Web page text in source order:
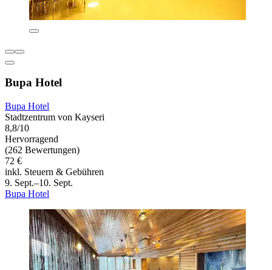
Bupa Hotel
Bupa Hotel
Stadtzentrum von Kayseri
8,8/10
Hervorragend
(262 Bewertungen)
72 €
inkl. Steuern & Gebühren
9. Sept.–10. Sept.
Bupa Hotel